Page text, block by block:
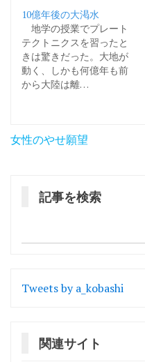
10億年後の大渇水
地学の授業でプレート
テクトニクスを習ったと
きは驚きだった。大地が
動く、しかも何億年も前
から大陸は離…
投
ー
ョ
女性のやせ願望
記事を検索
Tweets by a_kobashi
関連サイト